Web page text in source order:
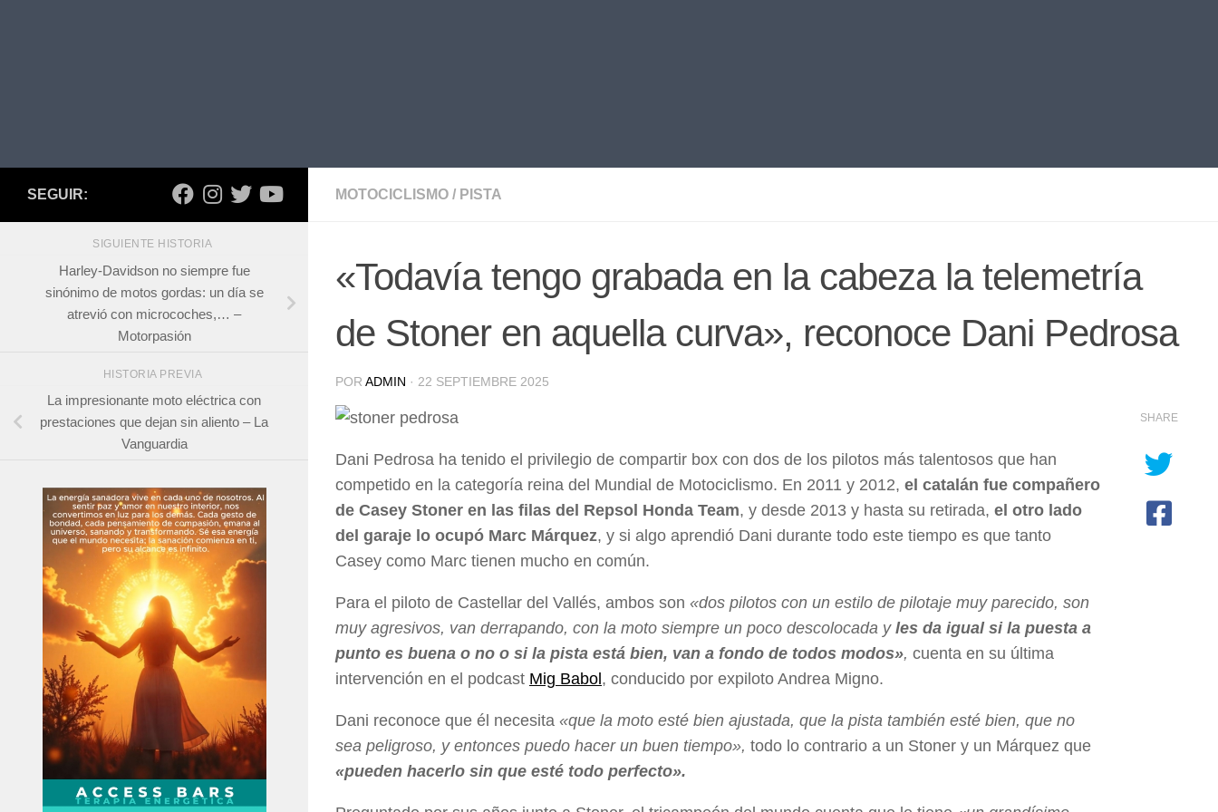
MOTOCICLISMO / PISTA
«Todavía tengo grabada en la cabeza la telemetría
de Stoner en aquella curva», reconoce Dani Pedrosa
POR ADMIN · 22 SEPTIEMBRE 2025
Dani Pedrosa ha tenido el privilegio de compartir box con dos de los pilotos más talentosos que han
competido en la categoría reina del Mundial de Motociclismo. En 2011 y 2012, el catalán fue compañero
de Casey Stoner en las filas del Repsol Honda Team, y desde 2013 y hasta su retirada, el otro lado
del garaje lo ocupó Marc Márquez, y si algo aprendió Dani durante todo este tiempo es que tanto
Casey como Marc tienen mucho en común.
Para el piloto de Castellar del Vallés, ambos son «dos pilotos con un estilo de pilotaje muy parecido, son
muy agresivos, van derrapando, con la moto siempre un poco descolocada y les da igual si la puesta a
punto es buena o no o si la pista está bien, van a fondo de todos modos», cuenta en su última
intervención en el podcast Mig Babol , conducido por expiloto Andrea Migno.
Dani reconoce que él necesita «que la moto esté bien ajustada, que la pista también esté bien, que no
sea peligroso, y entonces puedo hacer un buen tiempo», todo lo contrario a un Stoner y un Márquez que
«pueden hacerlo sin que esté todo perfecto».
SHARE
SEGUIR:
SIGUIENTE HISTORIA
Harley-Davidson no siempre fue
sinónimo de motos gordas: un día se
atrevió con microcoches,… –
Motorpasión
HISTORIA PREVIA
La impresionante moto eléctrica con
prestaciones que dejan sin aliento – La
Vanguardia